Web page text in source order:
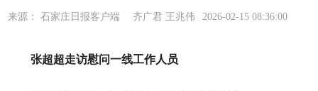
来源： 石家庄日报客户端 齐广君 王兆伟 2026-02-15 08:36:00
张超超走访慰问一线工作人员